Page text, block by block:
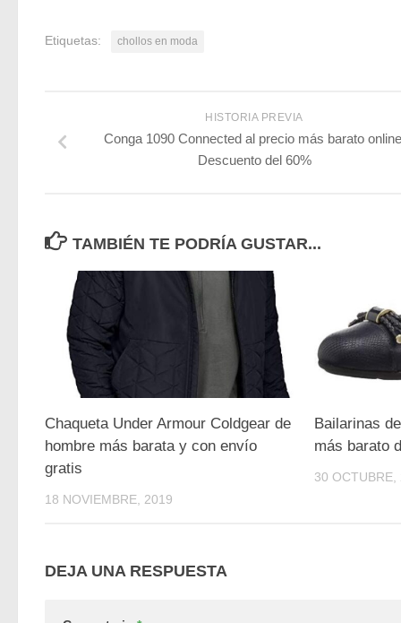
Etiquetas: chollos en moda
HISTORIA PREVIA
Conga 1090 Connected al precio más barato
Descuento del 60%
TAMBIÉN TE PODRÍA GUSTAR...
Chaqueta Under Armour Coldgear de
hombre más barata y con envío
gratis
18 NOVIEMBRE, 2019
Bailarinas
más barato
30 OCTUBRE,
DEJA UNA RESPUESTA